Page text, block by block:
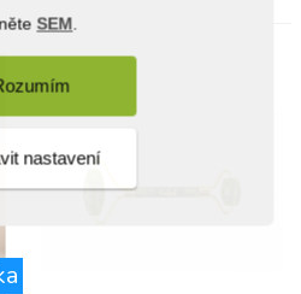
SEM.
nastavení